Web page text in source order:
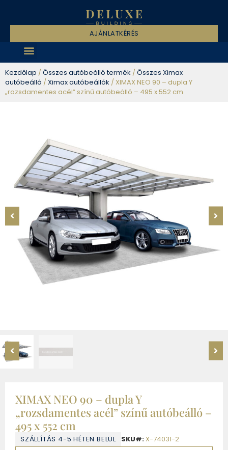
AJÁNLATKÉRÉS
Kezdőlap /Összes autóbeálló termék /Összes Ximax
autóbeálló /Ximax autóbeállók / XIMAX NEO 90 – dupla Y
„rozsdamentes acél” színű autóbeálló – 495 x 552 cm
XIMAX NEO 90 – dupla Y
„rozsdamentes acél” színű autóbeálló –
495 x 552 cm
SZÁLLÍTÁS 4-5 HÉTEN BELÜL SKU#: X-74031-2